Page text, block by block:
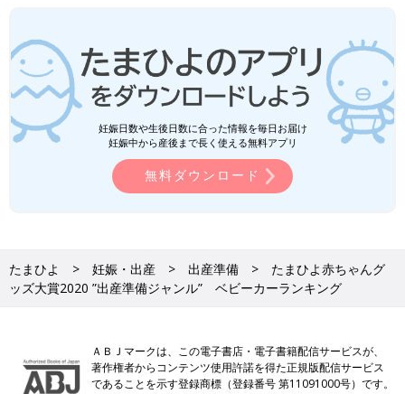
妊娠日数や生後日数に合った情報を毎日お届け
妊娠中から産後まで長く使える無料アプリ
無料ダウンロード
たまひよ 妊娠・出産 出産準備
たまひよ赤ちゃんグ
ッズ大賞2020 ”出産準備ジャンル” ベビーカーランキング
ＡＢＪマークは、この電子書店・電子書籍配信サービスが、
著作権者からコンテンツ使用許諾を得た正規版配信サービス
であることを示す登録商標（登録番号 第11091000号）です。